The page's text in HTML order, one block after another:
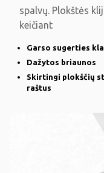
spalvų. Plokštės
keičiant
Garso sugerties
Dažytos briaunos
Skirtingi plokščių
raštus